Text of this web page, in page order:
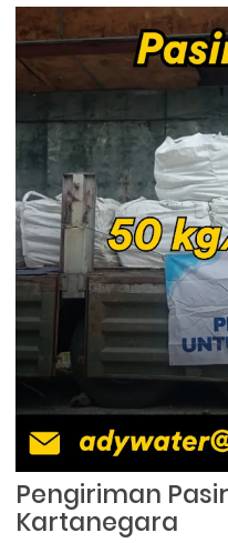
Pengiriman
Kartanegara